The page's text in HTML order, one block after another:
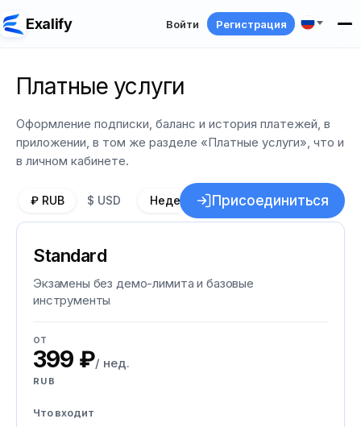
Exalify Войти Регистрация
Платные услуги
Оформление подписки, баланс и история платежей, в
приложении, в том же разделе «Платные услуги», что и
в личном кабинете.
₽ RUB $ USD Неделя Месяц Год −30%
Присоединиться
Standard
Экзамены без демо-лимита и базовые
инструменты
от
399 ₽/ нед.
RUB
Что входит